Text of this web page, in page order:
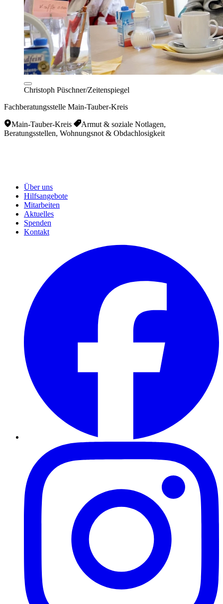
Christoph Püschner/Zeitenspiegel
Fachberatungsstelle Main-Tauber-Kreis
Main-Tauber-Kreis
Armut & soziale Notlagen,
Beratungsstellen, Wohnungsnot & Obdachlosigkeit
Über uns
Hilfsangebote
Mitarbeiten
Aktuelles
Spenden
Kontakt